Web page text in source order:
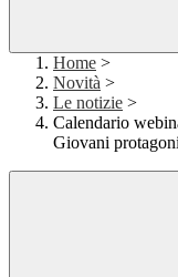
Home >
Novità >
Le notizie >
Calendario
Giovani